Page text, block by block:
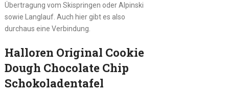
Übertragung vom Skispringen oder Alpinski
sowie Langlauf. Auch hier gibt es also
durchaus eine Verbindung.
Halloren Original Cookie
Dough Chocolate Chip
Schokoladentafel